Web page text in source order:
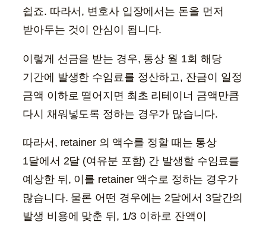
쉽죠. 따라서, 변호사 입장에서는 돈을 먼저
받아두는 것이 안심이 됩니다.
이렇게 선금을 받는 경우, 통상 월 1회 해당
기간에 발생한 수임료를 정산하고, 잔금이 일정
금액 이하로 떨어지면 최초 리테이너 금액만큼
다시 채워넣도록 정하는 경우가 많습니다.
따라서, retainer 의 액수를 정할 때는 통상
1달에서 2달 (여유분 포함) 간 발생할 수임료를
예상한 뒤, 이를 retainer 액수로 정하는 경우가
많습니다. 물론 어떤 경우에는 2달에서 3달간의
발생 비용에 맞춘 뒤, 1/3 이하로 잔액이